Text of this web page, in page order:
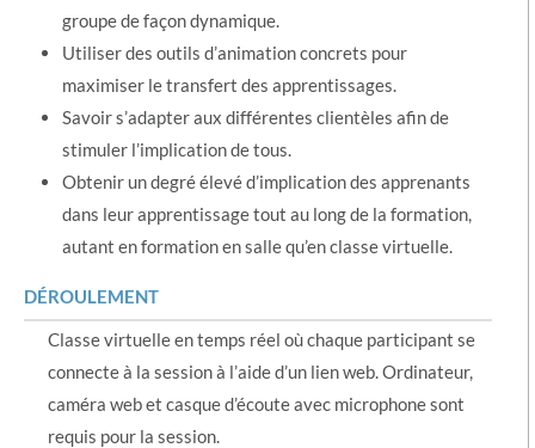
groupe de façon dynamique.
Utiliser des outils d’animation concrets pour
maximiser le transfert des apprentissages.
Savoir s’adapter aux différentes clientèles afin de
stimuler l’implication de tous.
Obtenir un degré élevé d’implication des apprenants
dans leur apprentissage tout au long de la formation,
autant en formation en salle qu’en classe virtuelle.
DÉROULEMENT
Classe virtuelle en temps réel où chaque participant se
connecte à la session à l’aide d’un lien web. Ordinateur,
caméra web et casque d’écoute avec microphone sont
requis pour la session.